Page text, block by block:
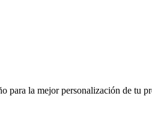
para la mejor personalización de tu